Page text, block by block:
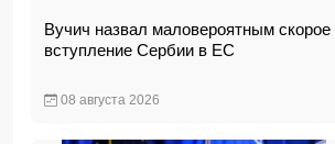
Вучич назвал маловероятным скорое
вступление Сербии в ЕС
08 августа 2026